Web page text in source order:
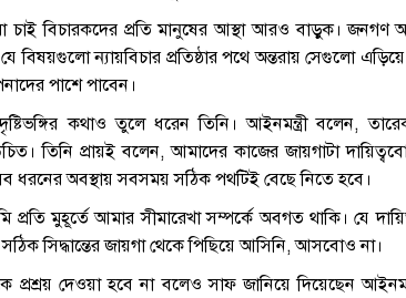
চাই বিচারকদের প্রতি মানুষের আস্থা আরও বাড়ুক। জনগণ
বিষয়গুলো ন্যায়বিচার প্রতিষ্ঠার পথে অন্তরায় সেগুলো
পাশে পাবেন।
দৃষ্টিভঙ্গির কথাও তুলে ধরেন তিনি। আইনমন্ত্রী বলেন,
তিনি প্রায়ই বলেন, আমাদের কাজের জায়গাটা
ধরনের অবস্থায় সবসময় সঠিক পথটিই বেছে নিতে হবে।
মুহূর্তে আমার সীমারেখা সম্পর্কে অবগত থাকি। যে
সিদ্ধান্তের জায়গা থেকে পিছিয়ে আসিনি, আসবোও না।
প্রশ্রয় দেওয়া হবে না বলেও সাফ জানিয়ে দিয়েছেন